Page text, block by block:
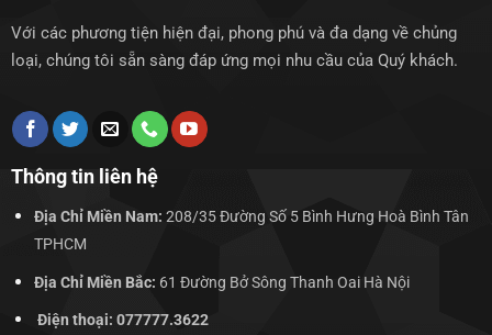
Với các phương tiện hiện đại, phong phú và đa dạng về chủng
loại, chúng tôi sẵn sàng đáp ứng mọi nhu cầu của Quý khách.
Thông tin liên hệ
Địa Chỉ Miền Nam: 208/35 Đường Số 5 Bình Hưng Hoà Bình Tân
TPHCM
Địa Chỉ Miền Bắc: 61 Đường Bở Sông Thanh Oai Hà Nội
Điện thoại: 077777.3622